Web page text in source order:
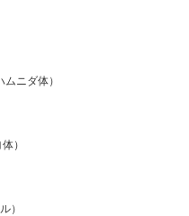
ムニダ体）
）
）